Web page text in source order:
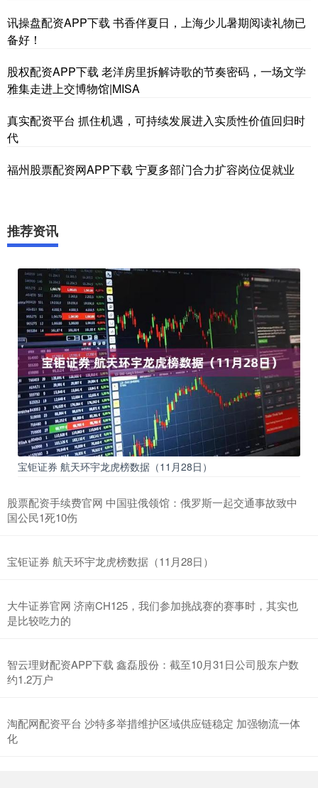
讯操盘配资APP下载 书香伴夏日，上海少儿暑期阅读礼物已
备好！
股权配资APP下载 老洋房里拆解诗歌的节奏密码，一场文学
雅集走进上交博物馆|MISA
真实配资平台 抓住机遇，可持续发展进入实质性价值回归时
代
福州股票配资网APP下载 宁夏多部门合力扩容岗位促就业
推荐资讯
宝钜证券 航天环宇龙虎榜数据（11月28日）
股票配资手续费官网 中国驻俄领馆：俄罗斯一起交通事故致中
国公民1死10伤
宝钜证券 航天环宇龙虎榜数据（11月28日）
大牛证券官网 济南CH125，我们参加挑战赛的赛事时，其实也
是比较吃力的
智云理财配资APP下载 鑫磊股份：截至10月31日公司股东户数
约1.2万户
淘配网配资平台 沙特多举措维护区域供应链稳定 加强物流一体
化